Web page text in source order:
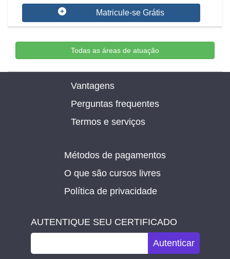
Matricule-se Grátis
Todas as áreas de atuação
Vantagens
Perguntas frequentes
Termos e serviços
Métodos de pagamentos
O que são cursos livres
Política de privacidade
AUTENTIQUE SEU CERTIFICADO
Autenticar